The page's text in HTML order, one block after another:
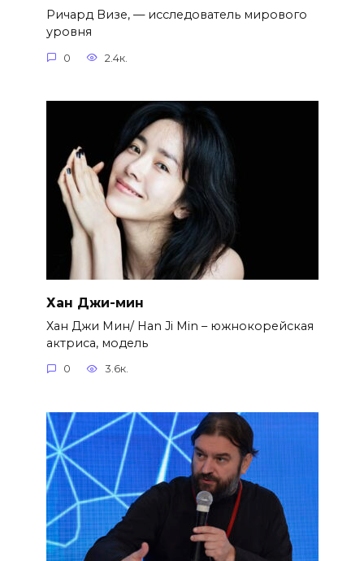
Ричард Визе, — исследователь мирового
уровня
0 2.4к.
Хан Джи-мин
Хан Джи Мин/ Han Ji Min – южнокорейская
актриса, модель
0 3.6к.